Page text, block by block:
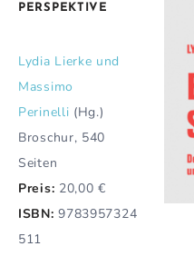
PERSPEKTIVE
Lydia Lierke und
Massimo
Perinelli (Hg.)
Broschur, 540
Seiten
Preis: 20,00 €
ISBN: 9783957324
511